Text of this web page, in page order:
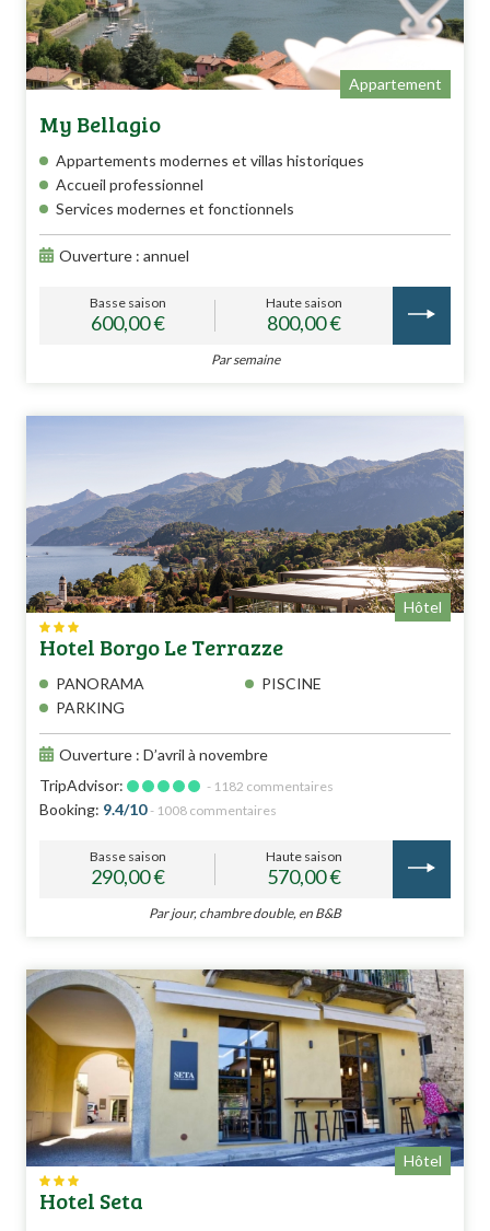
Appartement
My Bellagio
Appartements modernes et villas historiques
Accueil professionnel
Services modernes et fonctionnels
Ouverture : annuel
Basse saison
600,00 €
Haute saison
800,00 €
Par semaine
Hôtel
Hotel Borgo Le Terrazze
PANORAMA
PISCINE
PARKING
Ouverture : D’avril à novembre
TripAdvisor:
- 1182 commentaires
Booking: 9.4/10 - 1008 commentaires
Basse saison
290,00 €
Haute saison
570,00 €
Par jour, chambre double, en B&B
Hôtel
Hotel Seta